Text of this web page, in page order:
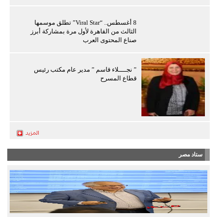
8 أغسطس.. “Viral Star” تطلق موسمها
الثالث من القاهرة لأول مرة بمشاركة أبرز
صناع المحتوى العرب
” نجــــلاء قاسم ” مدير عام مكتب رئيس
قطاع المسرح
ستاد مصر